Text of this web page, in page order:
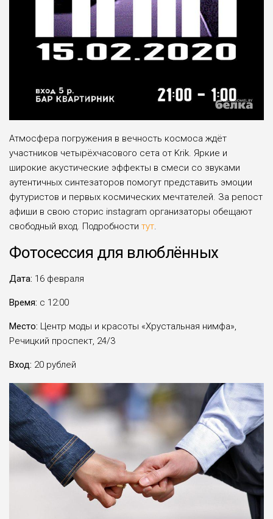
Атмосфера погружения в вечность космоса ждёт
участников четырёхчасового сета от Krik. Яркие и
широкие акустические эффекты в смеси со звуками
аутентичных синтезаторов помогут представить эмоции
футуристов и первых космических мечтателей. За репост
афиши в свою сторис instagram организаторы обещают
свободный вход. Подробности тут.
Фотосессия для влюблённых
Дата: 16 февраля
Время: c 12:00
Место: Центр моды и красоты «Хрустальная нимфа»,
Речицкий проспект, 24/3
Вход: 20 рублей